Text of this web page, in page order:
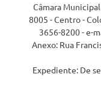
Câmara
8005 - Centro -
3656-8200 - e-
Anexo: Rua
Expediente: De